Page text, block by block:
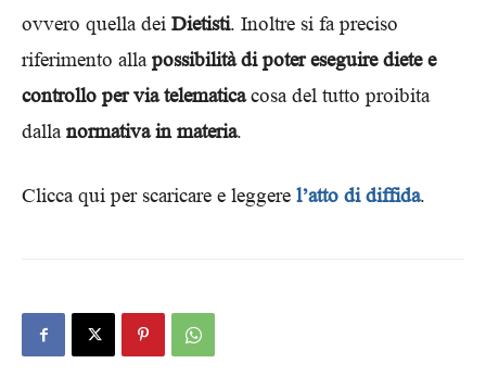
ovvero quella dei Dietisti. Inoltre si fa preciso
riferimento allapossibilità di poter eseguire diete e
controllo per via telematicacosa del tutto proibita
dallanormativa in materia.
Clicca qui per scaricare e leggere l’atto di diffida.